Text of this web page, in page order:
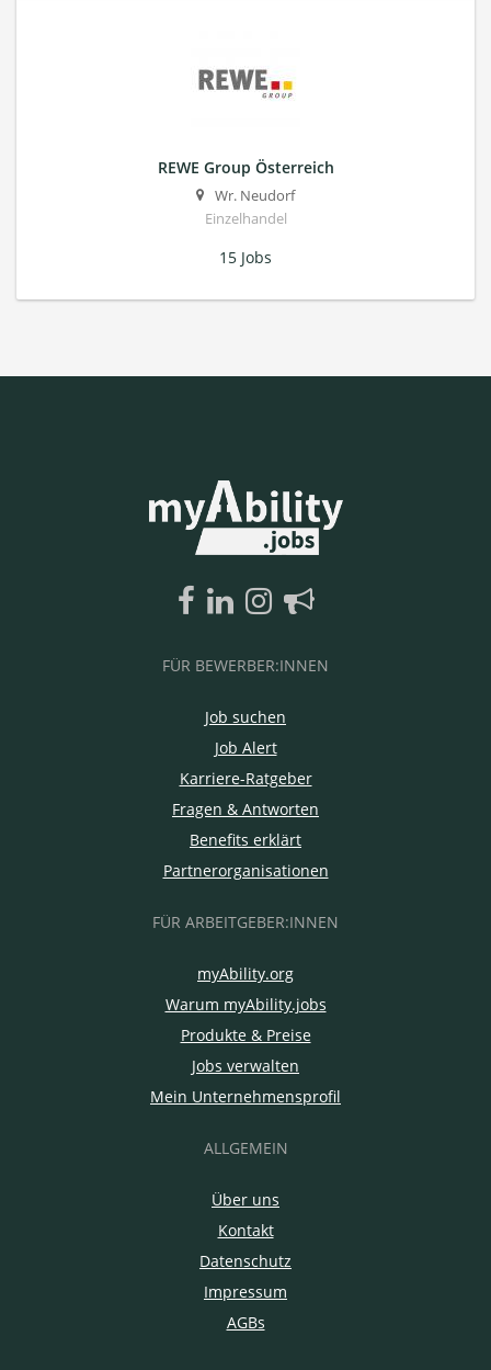
REWE Group Österreich
Wr. Neudorf
Einzelhandel
15 Jobs
FÜR BEWERBER:INNEN
Job suchen
Job Alert
Karriere-Ratgeber
Fragen & Antworten
Benefits erklärt
Partnerorganisationen
FÜR ARBEITGEBER:INNEN
myAbility.org
Warum myAbility.jobs
Produkte & Preise
Jobs verwalten
Mein Unternehmensprofil
ALLGEMEIN
Über uns
Kontakt
Datenschutz
Impressum
AGBs